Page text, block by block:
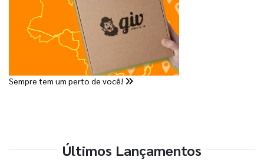
Sempre tem um perto de você!
Últimos Lançamentos